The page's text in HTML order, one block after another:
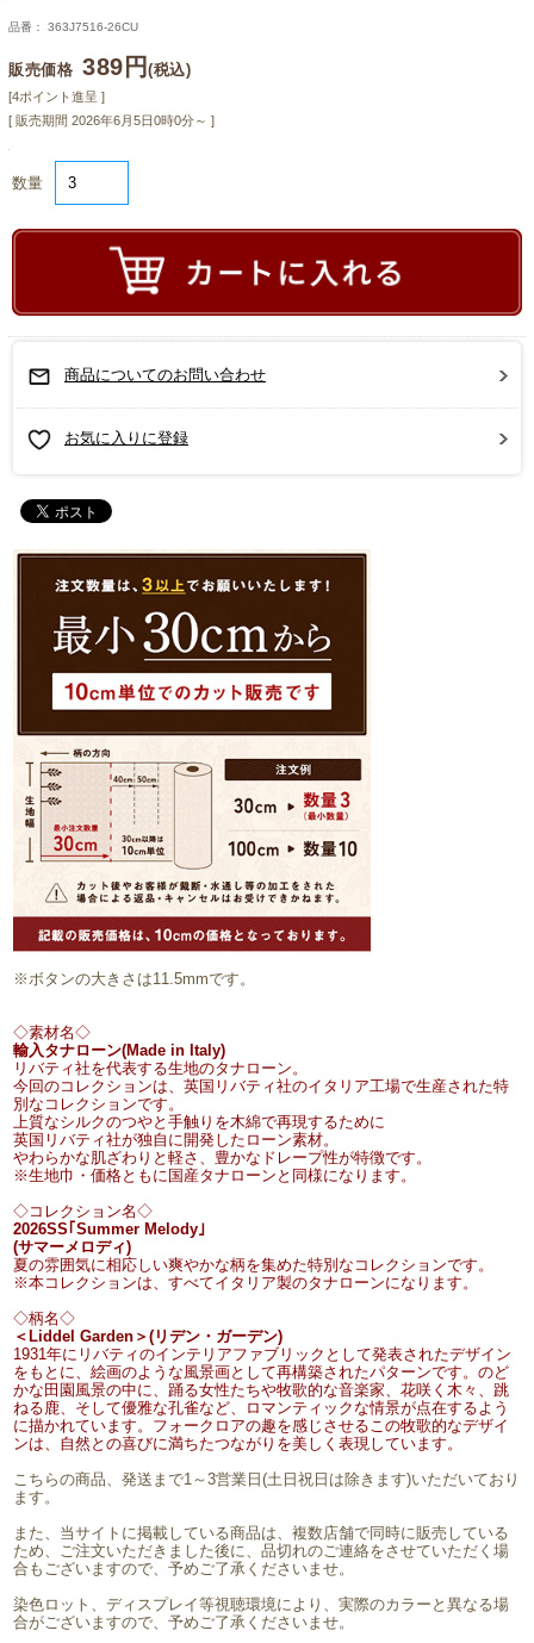
品番： 363J7516-26CU
販売価格 389円(税込)
[4ポイント進呈 ]
[ 販売期間 2026年6月5日0時0分～ ]
数量
商品についてのお問い合わせ
お気に入りに登録
※ボタンの大きさは11.5mmです。
◇素材名◇
輸入タナローン(Made in Italy)
リバティ社を代表する生地のタナローン。
今回のコレクションは、英国リバティ社のイタリア工場で生産された特
別なコレクションです。
上質なシルクのつやと手触りを木綿で再現するために
英国リバティ社が独自に開発したローン素材。
やわらかな肌ざわりと軽さ、豊かなドレープ性が特徴です。
※生地巾・価格ともに国産タナローンと同様になります。
◇コレクション名◇
2026SS｢Summer Melody｣
(サマーメロディ)
夏の雰囲気に相応しい爽やかな柄を集めた特別なコレクションです。
※本コレクションは、すべてイタリア製のタナローンになります。
◇柄名◇
＜Liddel Garden＞(リデン・ガーデン)
1931年にリバティのインテリアファブリックとして発表されたデザイン
をもとに、絵画のような風景画として再構築されたパターンです。のど
かな田園風景の中に、踊る女性たちや牧歌的な音楽家、花咲く木々、跳
ねる鹿、そして優雅な孔雀など、ロマンティックな情景が点在するよう
に描かれています。フォークロアの趣を感じさせるこの牧歌的なデザイ
ンは、自然との喜びに満ちたつながりを美しく表現しています。
こちらの商品、発送まで1～3営業日(土日祝日は除きます)いただいており
ます。
また、当サイトに掲載している商品は、複数店舗で同時に販売している
ため、ご注文いただきました後に、品切れのご連絡をさせていただく場
合もございますので、予めご了承くださいませ。
染色ロット、ディスプレイ等視聴環境により、実際のカラーと異なる場
合がございますので、予めご了承くださいませ。